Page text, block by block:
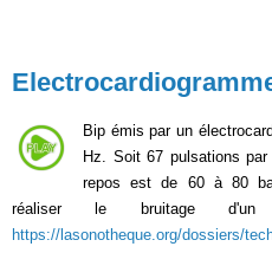
Bip émis par un
Hz. Soit 67 pulsations
repos est de 60 à 80
réaliser le bruitage
https://lasonotheque.org/dossiers/